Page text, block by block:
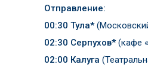
Отправление:
00:30 Тула*
02:30 Серпухов*(кафе
02:00 Калуга